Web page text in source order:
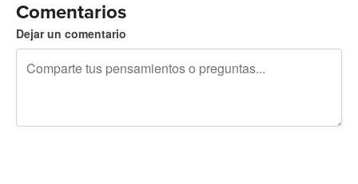
Comentarios
Dejar un comentario